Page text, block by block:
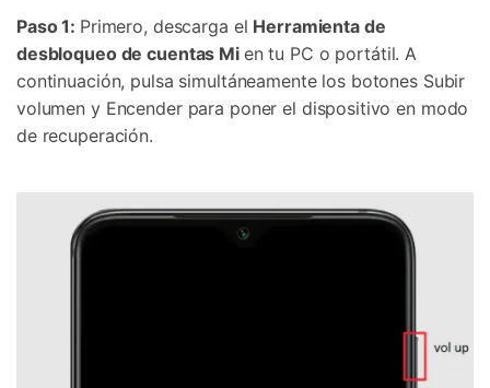
Paso 1: Primero, descarga el Herramienta de
desbloqueo de cuentas Mi en tu PC o portátil. A
continuación, pulsa simultáneamente los botones Subir
volumen y Encender para poner el dispositivo en modo
de recuperación.